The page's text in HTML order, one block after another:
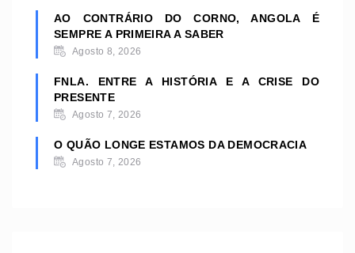
AO CONTRÁRIO DO CORNO, ANGOLA É
SEMPRE A PRIMEIRA A SABER
Agosto 8, 2026
FNLA. ENTRE A HISTÓRIA E A CRISE DO
PRESENTE
Agosto 7, 2026
O QUÃO LONGE ESTAMOS DA DEMOCRACIA
Agosto 7, 2026